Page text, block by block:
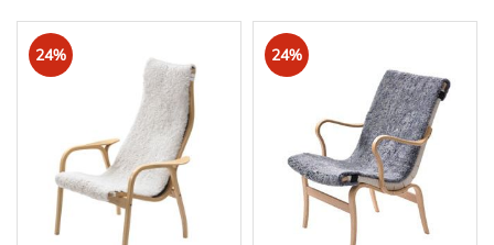
24% 24%